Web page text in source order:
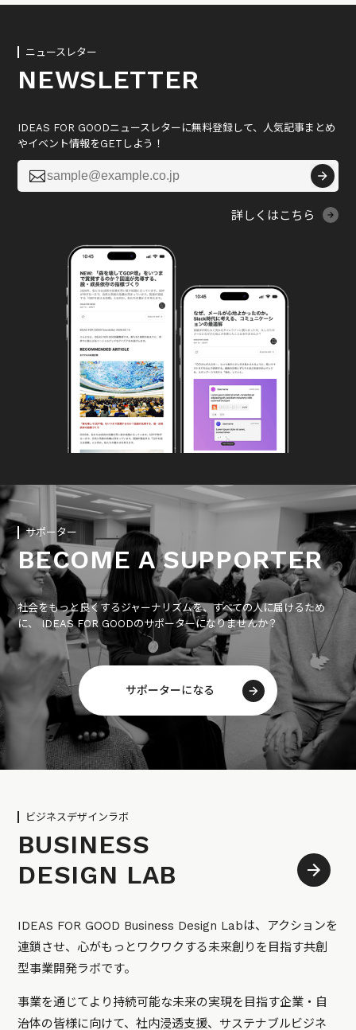
ニュースレター
NEWSLETTER
IDEAS FOR GOODニュースレターに無料登録して、人気記事まとめ
やイベント情報をGETしよう！

詳しくはこちら
サポーター
BECOME A SUPPORTER
社会をもっと良くするジャーナリズムを、すべての人に届けるため
に、 IDEAS FOR GOODのサポーターになりませんか？
サポーターになる
ビジネスデザインラボ
BUSINESS
DESIGN LAB
IDEAS FOR GOOD Business Design Labは、アクションを
連鎖させ、心がもっとワクワクする未来創りを目指す共創
型事業開発ラボです。
事業を通じてより持続可能な未来の実現を目指す企業・自
治体の皆様に向けて、社内浸透支援、サステナブルビジネ